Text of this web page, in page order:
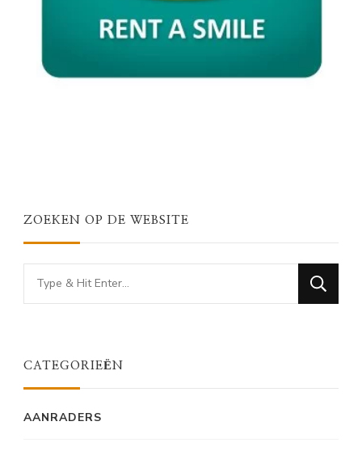
ZOEKEN OP DE WEBSITE
Looking
for
CATEGORIEËN
AANRADERS